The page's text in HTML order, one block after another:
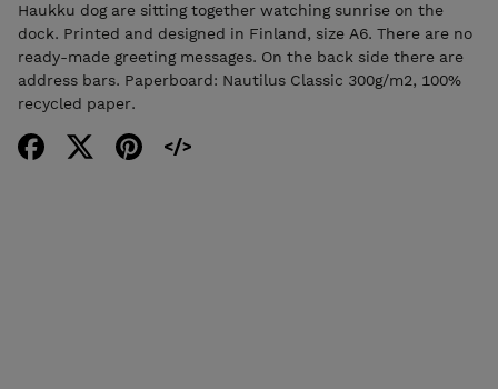
Haukku dog are sitting together watching sunrise on the
dock. Printed and designed in Finland, size A6. There are no
ready-made greeting messages. On the back side there are
address bars. Paperboard: Nautilus Classic 300g/m2, 100%
recycled paper.